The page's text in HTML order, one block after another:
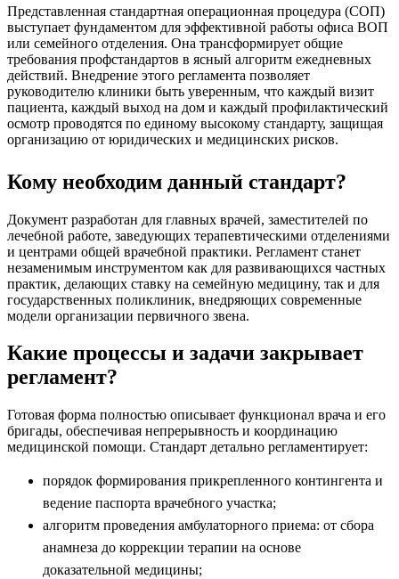
Представленная стандартная операционная процедура (СОП)
выступает фундаментом для эффективной работы офиса ВОП
или семейного отделения. Она трансформирует общие
требования профстандартов в ясный алгоритм ежедневных
действий. Внедрение этого регламента позволяет
руководителю клиники быть уверенным, что каждый визит
пациента, каждый выход на дом и каждый профилактический
осмотр проводятся по единому высокому стандарту, защищая
организацию от юридических и медицинских рисков.
Кому необходим данный стандарт?
Документ разработан для главных врачей, заместителей по
лечебной работе, заведующих терапевтическими отделениями
и центрами общей врачебной практики. Регламент станет
незаменимым инструментом как для развивающихся частных
практик, делающих ставку на семейную медицину, так и для
государственных поликлиник, внедряющих современные
модели организации первичного звена.
Какие процессы и задачи закрывает
регламент?
Готовая форма полностью описывает функционал врача и его
бригады, обеспечивая непрерывность и координацию
медицинской помощи. Стандарт детально регламентирует:
порядок формирования прикрепленного контингента и
ведение паспорта врачебного участка;
алгоритм проведения амбулаторного приема: от сбора
анамнеза до коррекции терапии на основе
доказательной медицины;